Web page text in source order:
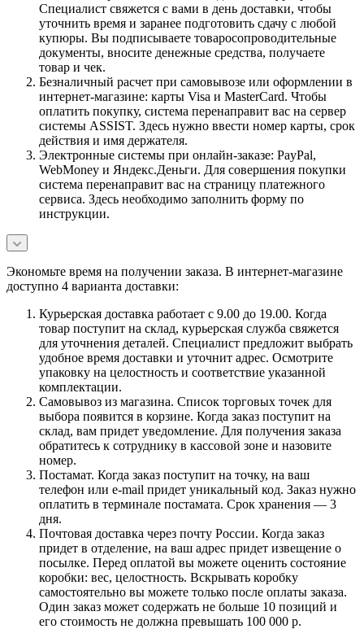
Специалист свяжется с вами в день доставки, чтобы
уточнить время и заранее подготовить сдачу с любой
купюры. Вы подписываете товаросопроводительные
документы, вносите денежные средства, получаете
товар и чек.
Безналичный расчет при самовывозе или оформлении в
интернет-магазине: карты Visa и MasterCard. Чтобы
оплатить покупку, система перенаправит вас на сервер
системы ASSIST. Здесь нужно ввести номер карты, срок
действия и имя держателя.
Электронные системы при онлайн-заказе: PayPal,
WebMoney и Яндекс.Деньги. Для совершения покупки
система перенаправит вас на страницу платежного
сервиса. Здесь необходимо заполнить форму по
инструкции.
Экономьте время на получении заказа. В интернет-магазине
доступно 4 варианта доставки:
Курьерская доставка работает с 9.00 до 19.00. Когда
товар поступит на склад, курьерская служба свяжется
для уточнения деталей. Специалист предложит выбрать
удобное время доставки и уточнит адрес. Осмотрите
упаковку на целостность и соответствие указанной
комплектации.
Самовывоз из магазина. Список торговых точек для
выбора появится в корзине. Когда заказ поступит на
склад, вам придет уведомление. Для получения заказа
обратитесь к сотруднику в кассовой зоне и назовите
номер.
Постамат. Когда заказ поступит на точку, на ваш
телефон или e-mail придет уникальный код. Заказ нужно
оплатить в терминале постамата. Срок хранения — 3
дня.
Почтовая доставка через почту России. Когда заказ
придет в отделение, на ваш адрес придет извещение о
посылке. Перед оплатой вы можете оценить состояние
коробки: вес, целостность. Вскрывать коробку
самостоятельно вы можете только после оплаты заказа.
Один заказ может содержать не больше 10 позиций и
его стоимость не должна превышать 100 000 р.